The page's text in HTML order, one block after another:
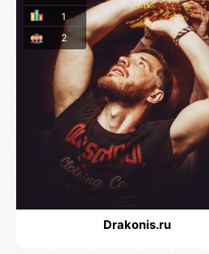
2
1
Drakonis.ru